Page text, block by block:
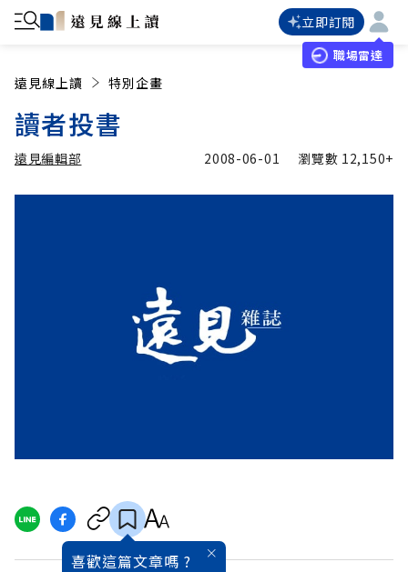
立即訂閱
職場雷達
遠見線上讀 特別企畫
讀者投書
遠見編輯部 2008-06-01 瀏覽數 12,150+
喜歡這篇文章嗎 ?